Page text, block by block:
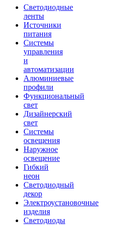
Светодиодные
ленты
Источники
питания
Системы
управления
и
автоматизации
Алюминиевые
профили
Функциональный
свет
Дизайнерский
свет
Системы
освещения
Наружное
освещение
Гибкий
неон
Светодиодный
декор
Электроустановочные
изделия
Светодиоды